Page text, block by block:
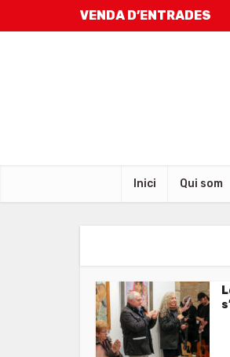
VENDA D’ENTRADES
Inici Qui som